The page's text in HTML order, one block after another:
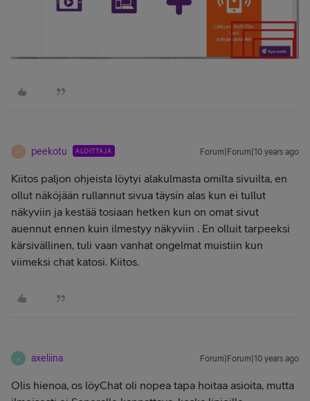
P peekotu ALOITTAJA Forum|Forum|10 years ago
Kiitos paljon ohjeista löytyi alakulmasta omilta sivuilta, en
ollut näköjään rullannut sivua täysin alas kun ei tullut
näkyviin ja kestää tosiaan hetken kun on omat sivut
auennut ennen kuin ilmestyy näkyviin . En olluit tarpeeksi
kärsivällinen, tuli vaan vanhat ongelmat muistiin kun
viimeksi chat katosi. Kiitos.
A axeliina Forum|Forum|10 years ago
Olis hienoa, os löyChat oli nopea tapa hoitaa asioita, mutta